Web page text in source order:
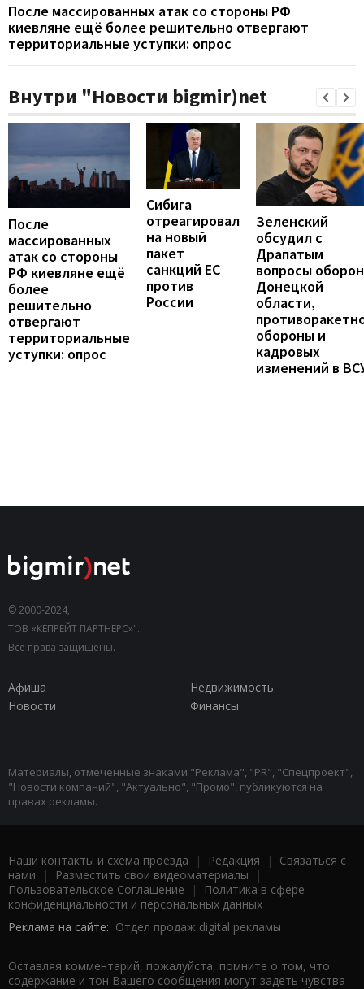
После массированных атак со стороны РФ
киевляне ещё более решительно отвергают
территориальные уступки: опрос
Внутри "Новости bigmir)net
После
массированных
атак со стороны
РФ киевляне ещё
более
решительно
отвергают
территориальные
уступки: опрос
Сибига
отреагировал
на новый
пакет
санкций ЕС
против
России
Зеленский
обсудил с
Драпатым
вопросы
Донецкой
области,
обороны и
кадровых
изменений в
© 2000-2024,
ТОВ «КЕПРЕЙТ ПАРТНЕРС»".
Все права защищены.
Афиша
Недвижимость
Новости
Финансы
Материалы, отмеченные знаками "Реклама", "PR", "Спецпроект",
"Новости компаний", "Актуально", "Промо", публикуются на
правах рекламы.
Наши контакты и схема проезда | Редакция | Связаться с
нами | Разместить свои видеоматериалы |
Пользовательское Соглашение |
Политика в сфере
конфиденциальности и персональных данных
Реклама на сайте: Отдел продаж digital рекламы
Оставляя комментарий, пожалуйста, помните о том, что
содержание и тон Вашего сообщения могут задеть чувства